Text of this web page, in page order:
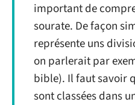
important de
sourate. De façon
représente uns
on parlerait par
bible). Il faut savoir
sont classées dans